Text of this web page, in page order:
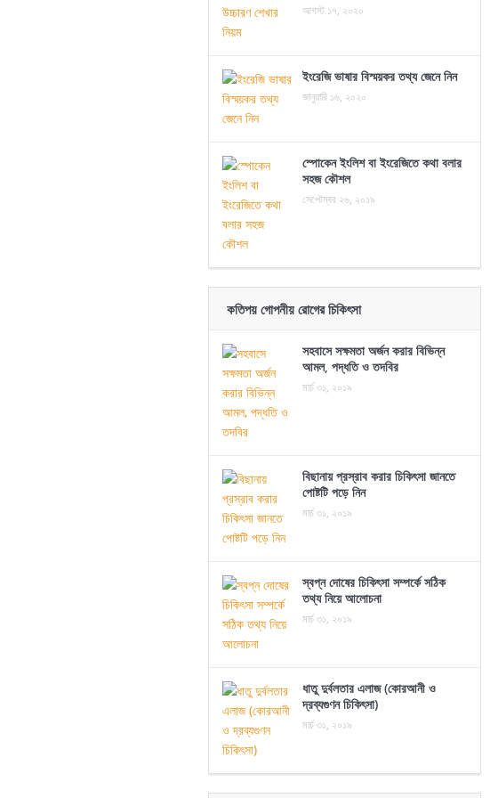
আগস্ট ১৭, ২০২০
ইংরেজি ভাষার বিস্ময়কর তথ্য জেনে নিন
জানুয়ারি ১৬, ২০২০
স্পোকেন ইংলিশ বা ইংরেজিতে কথা বলার
সহজ কৌশল
সেপ্টেম্বর ২৬, ২০১৯
কতিপয় গোপনীয় রোগের চিকিৎসা
সহবাসে সক্ষমতা অর্জন করার বিভিন্ন
আমল, পদ্ধতি ও তদবির
মার্চ ৩১, ২০১৯
বিছানায় প্রস্রাব করার চিকিৎসা জানতে
পোষ্টটি পড়ে নিন
মার্চ ৩১, ২০১৯
স্বপ্ন দোষের চিকিৎসা সম্পর্কে সঠিক
তথ্য নিয়ে আলোচনা
মার্চ ৩১, ২০১৯
ধাতু দুর্বলতার এলাজ (কোরআনী ও
দ্রব্যগুণন চিকিৎসা)
মার্চ ৩১, ২০১৯